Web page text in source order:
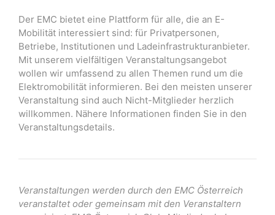
Der EMC bietet eine Plattform für alle, die an E-
Mobilität interessiert sind: für Privatpersonen,
Betriebe, Institutionen und Ladeinfrastrukturanbieter.
Mit unserem vielfältigen Veranstaltungsangebot
wollen wir umfassend zu allen Themen rund um die
Elektromobilität informieren. Bei den meisten unserer
Veranstaltung sind auch Nicht-Mitglieder herzlich
willkommen. Nähere Informationen finden Sie in den
Veranstaltungsdetails.
Veranstaltungen werden durch den EMC Österreich
veranstaltet oder gemeinsam mit den Veranstaltern